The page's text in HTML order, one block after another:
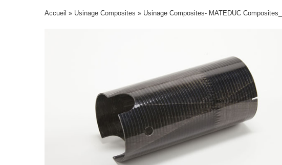
Accueil » Usinage Composites » Usinage Composites- MATEDUC